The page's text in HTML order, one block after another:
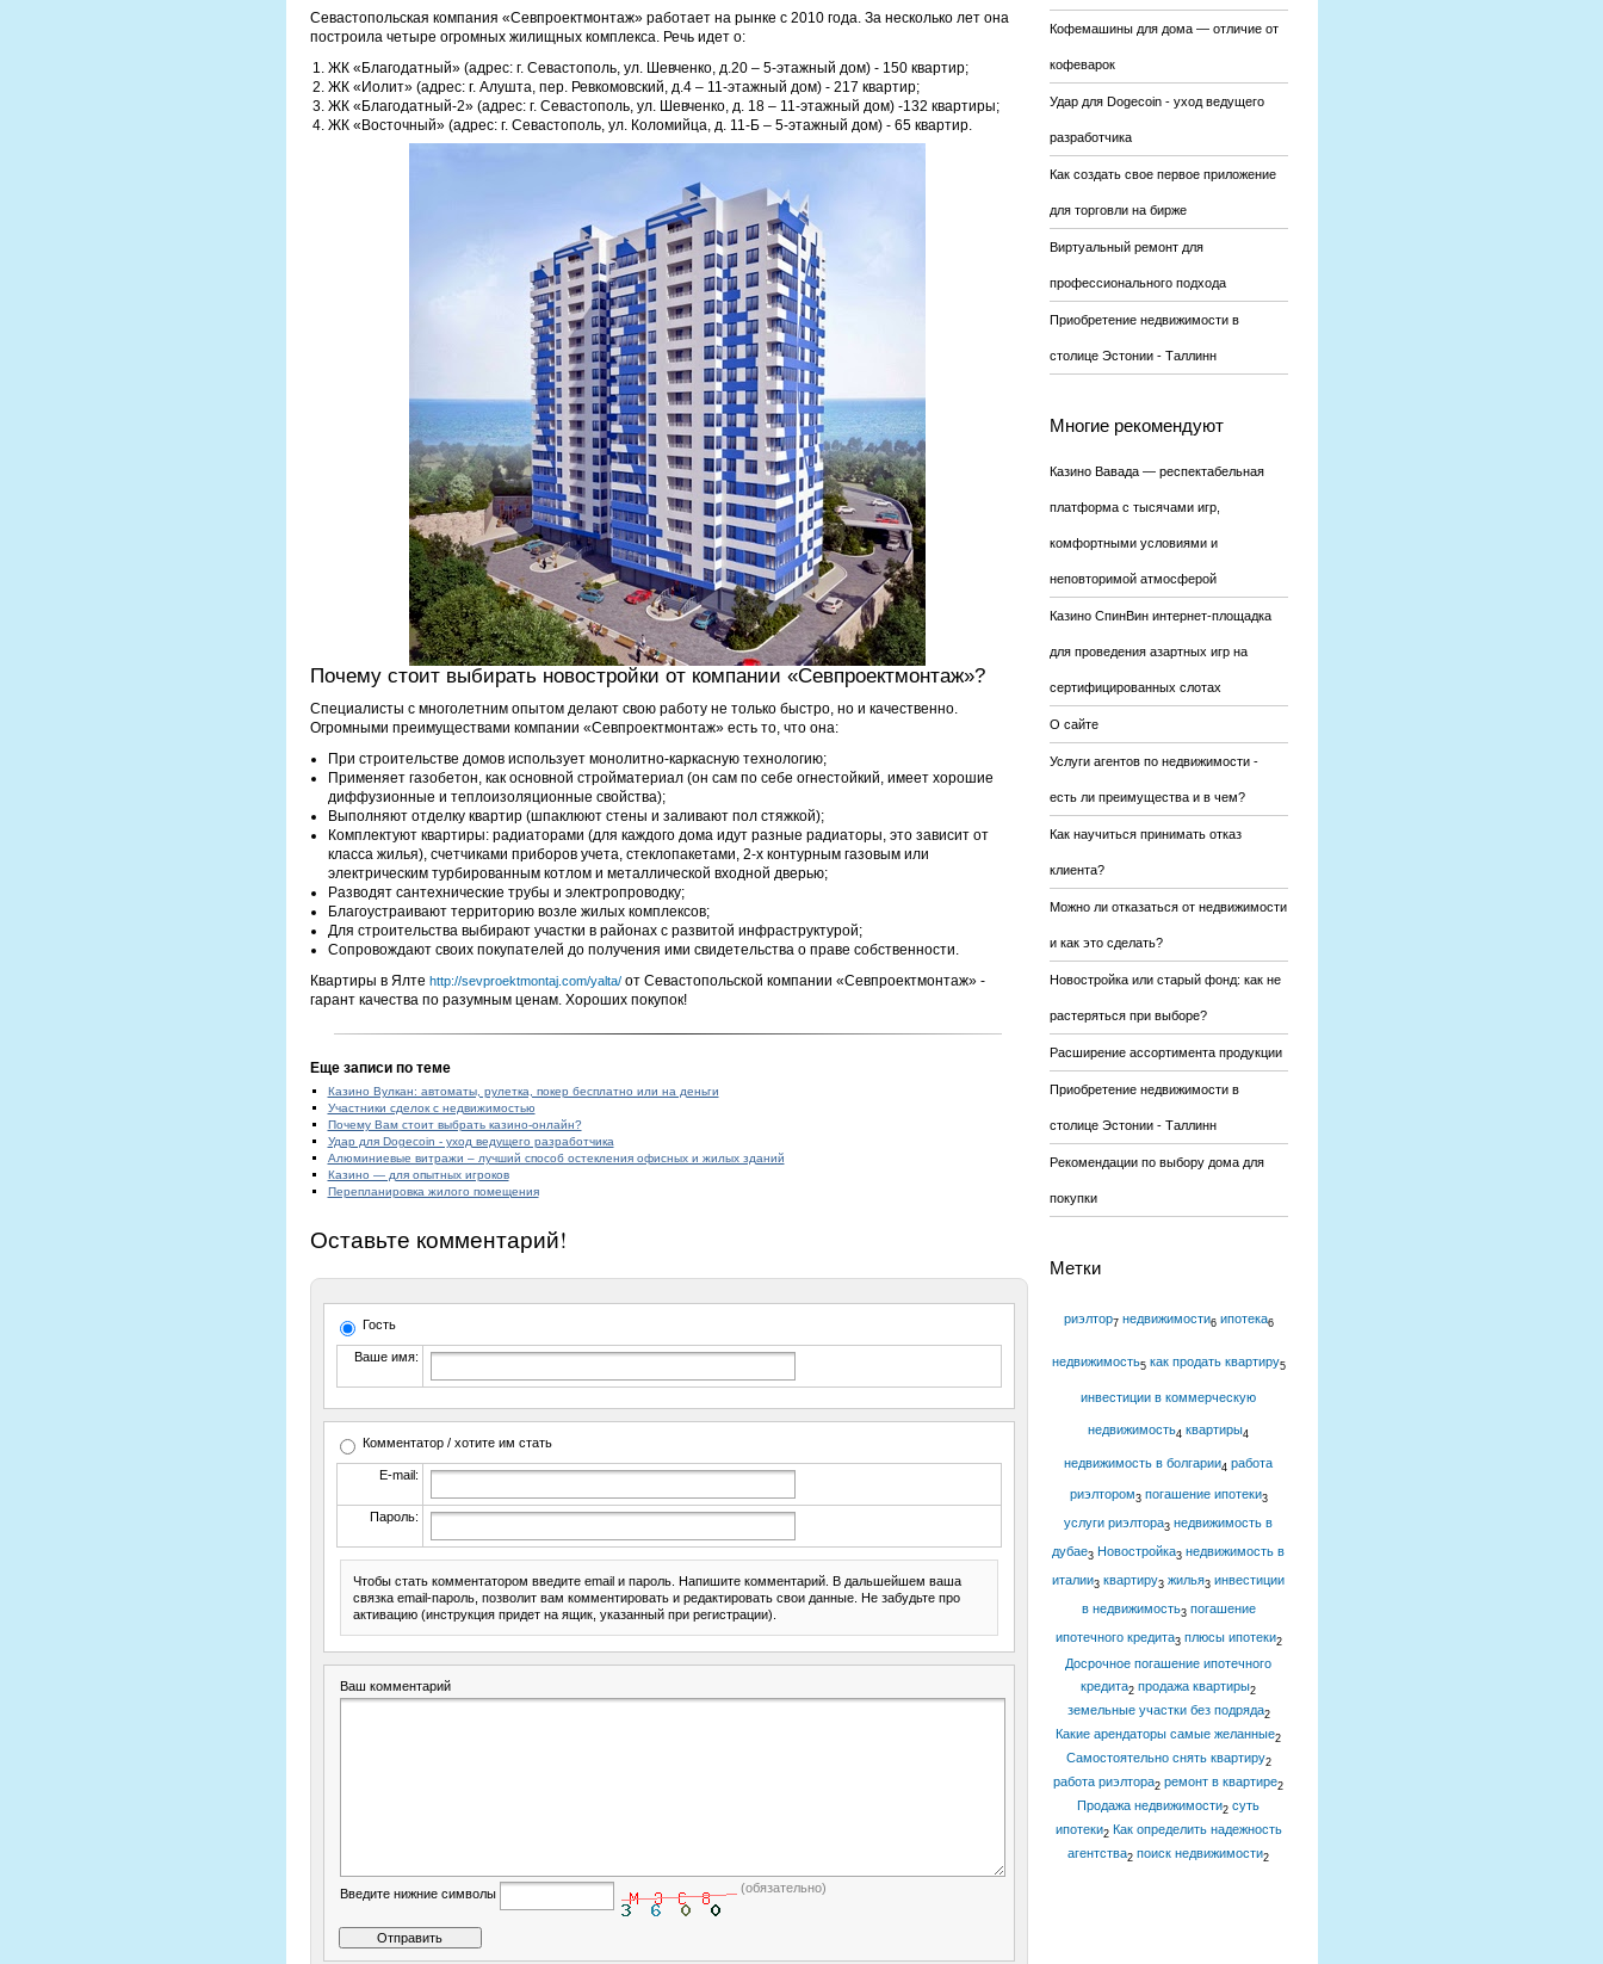
Севастопольская компания «Севпроектмонтаж» работает на рынке с 2010 года. За несколько лет она
построила четыре огромных жилищных комплекса. Речь идет о:
ЖК «Благодатный» (адрес: г. Севастополь, ул. Шевченко, д.20 – 5-этажный дом) - 150 квартир;
ЖК «Иолит» (адрес: г. Алушта, пер. Ревкомовский, д.4 – 11-этажный дом) - 217 квартир;
ЖК «Благодатный-2» (адрес: г. Севастополь, ул. Шевченко, д. 18 – 11-этажный дом) -132 квартиры;
ЖК «Восточный» (адрес: г. Севастополь, ул. Коломийца, д. 11-Б – 5-этажный дом) - 65 квартир.
Почему стоит выбирать новостройки от компании «Севпроектмонтаж»?
Специалисты с многолетним опытом делают свою работу не только быстро, но и качественно.
Огромными преимуществами компании «Севпроектмонтаж» есть то, что она:
При строительстве домов использует монолитно-каркасную технологию;
Применяет газобетон, как основной стройматериал (он сам по себе огнестойкий, имеет хорошие
диффузионные и теплоизоляционные свойства);
Выполняют отделку квартир (шпаклюют стены и заливают пол стяжкой);
Комплектуют квартиры: радиаторами (для каждого дома идут разные радиаторы, это зависит от
класса жилья), счетчиками приборов учета, стеклопакетами, 2-х контурным газовым или
электрическим турбированным котлом и металлической входной дверью;
Разводят сантехнические трубы и электропроводку;
Благоустраивают территорию возле жилых комплексов;
Для строительства выбирают участки в районах с развитой инфраструктурой;
Сопровождают своих покупателей до получения ими свидетельства о праве собственности.
Квартиры в Ялте http://sevproektmontaj.com/yalta/от Севастопольской компании «Севпроектмонтаж» -
гарант качества по разумным ценам. Хороших покупок!
Еще записи по теме
Казино Вулкан: автоматы, рулетка, покер бесплатно или на деньги
Участники сделок с недвижимостью
Почему Вам стоит выбрать казино-онлайн?
Удар для Dogecoin - уход ведущего разработчика
Алюминиевые витражи – лучший способ остекления офисных и жилых зданий
Казино — для опытных игроков
Перепланировка жилого помещения
Оставьте комментарий!
Гость
Ваше имя:
Комментатор / хотите им стать
E-mail:
Пароль:
Чтобы стать комментатором введите email и пароль. Напишите комментарий. В дальшейшем ваша
связка email-пароль, позволит вам комментировать и редактировать свои данные. Не забудьте про
активацию (инструкция придет на ящик, указанный при регистрации).
Ваш комментарий
Введите нижние символы (обязательно)
Кофемашины для дома — отличие от
кофеварок
Удар для Dogecoin - уход ведущего
разработчика
Как создать свое первое приложение
для торговли на бирже
Виртуальный ремонт для
профессионального подхода
Приобретение недвижимости в
столице Эстонии - Таллинн
Многие рекомендуют
Казино Вавада — респектабельная
платформа с тысячами игр,
комфортными условиями и
неповторимой атмосферой
Казино СпинВин интернет-площадка
для проведения азартных игр на
сертифицированных слотах
О сайте
Услуги агентов по недвижимости -
есть ли преимущества и в чем?
Как научиться принимать отказ
клиента?
Можно ли отказаться от недвижимости
и как это сделать?
Новостройка или старый фонд: как не
растеряться при выборе?
Расширение ассортимента продукции
Приобретение недвижимости в
столице Эстонии - Таллинн
Рекомендации по выбору дома для
покупки
Метки
риэлтор7 недвижимости6 ипотека6
недвижимость5 как продать квартиру5
инвестиции в коммерческую
недвижимость4 квартиры4
недвижимость в болгарии4 работа
риэлтором3 погашение ипотеки3
услуги риэлтора3 недвижимость в
дубае3 Новостройка3 недвижимость в
италии3 квартиру3 жилья3 инвестиции
в недвижимость3 погашение
ипотечного кредита3 плюсы ипотеки2
Досрочное погашение ипотечного
кредита2 продажа квартиры2
земельные участки без подряда2
Какие арендаторы самые желанные2
Самостоятельно снять квартиру2
работа риэлтора2 ремонт в квартире2
Продажа недвижимости2 суть
ипотеки2 Как определить надежность
агентства2 поиск недвижимости2